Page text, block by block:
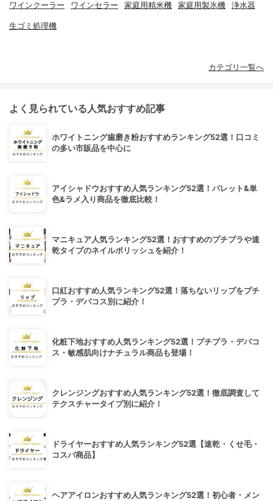
ワインクーラー ワインセラー 家庭用精米機 家庭用製氷機 浄水器
生ゴミ処理機
カテゴリ一覧へ
よく見られている人気おすすめ記事
ホワイトニング歯磨き粉おすすめランキング52選！口コミ
の多い市販品を中心に
アイシャドウおすすめ人気ランキング52選！パレット&単
色&ラメ入り商品を徹底比較！
マニキュア人気ランキング52選！おすすめのプチプラや速
乾タイプのネイルポリッシュを紹介！
口紅おすすめ人気ランキング52選！落ちないリップをプチ
プラ・デパコス別に紹介！
化粧下地おすすめ人気ランキング52選！プチプラ・デパコ
ス・敏感肌向けナチュラル商品も登場！
クレンジングおすすめ人気ランキング52選！徹底調査して
テクスチャータイプ別に紹介！
ドライヤーおすすめ人気ランキング52選【速乾・くせ毛・
コスパ商品】
ヘアアイロンおすすめ人気ランキング52選！初心者・メン